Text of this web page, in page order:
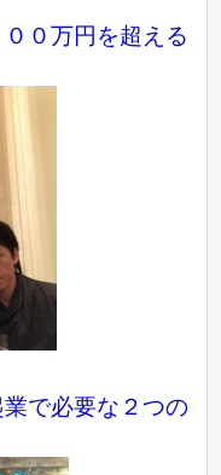
０万円を超える
業で必要な２つの